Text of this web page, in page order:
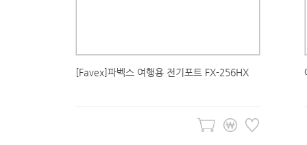
[Favex]파벡스 여행용 전기포트 FX-256HX